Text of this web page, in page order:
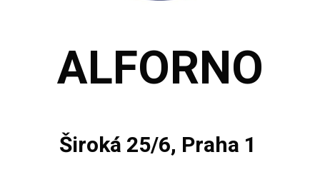
ALFORNO
Široká 25/6, Praha 1